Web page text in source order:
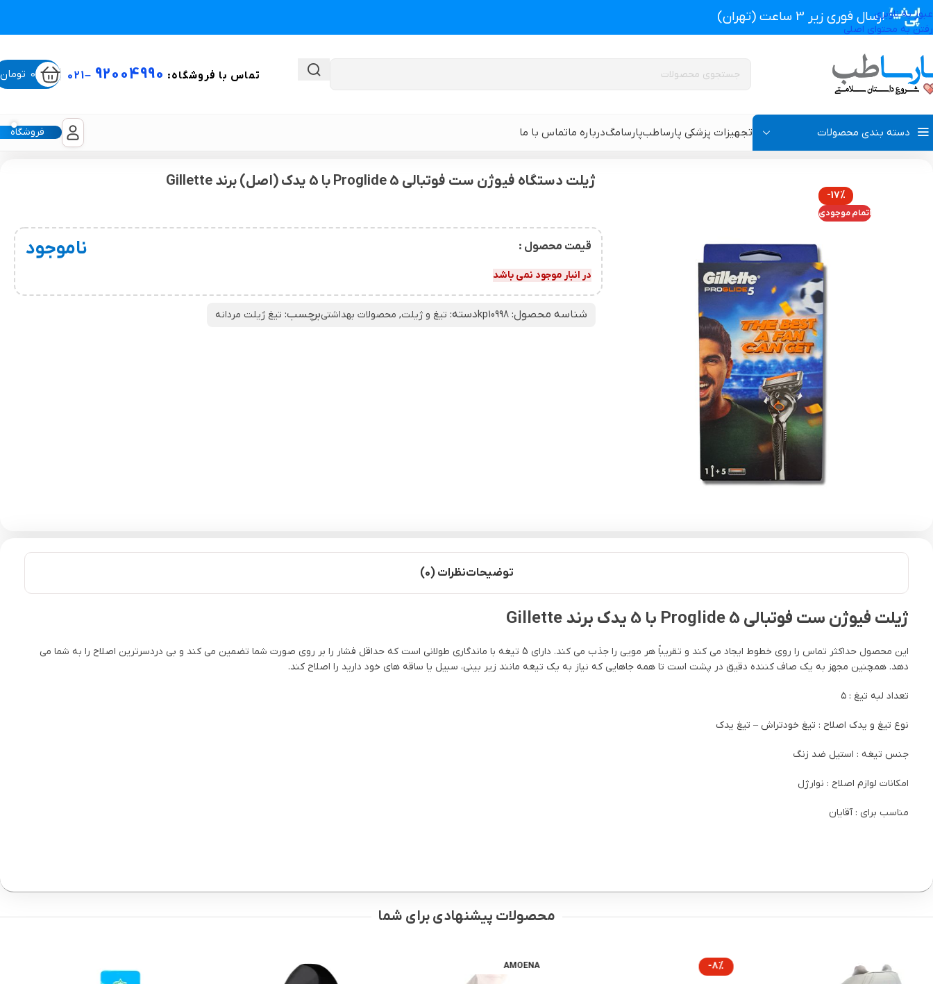
عبور به ناوبری
رفتن به محتوای اصلی
ارسال فوری زیر 3 ساعت (تهران)
تماس با فروشگاه: 92004990
–
021
0 تومان
دسته بندی محصولات
پروتز اکسترنال و سوتین پروتز دار
گن بعد از جراحی زنانه
گن لاغری و گن بعد از زایمان
گن تزریق چربی و پروتز باسن
گن ژنیکوماستی سینه آقایان
گن لیپوماتیک شکم و پهلو و پشت
تجهیزات پزشکی پارساطبپارسامگدرباره ماتماس با ما فروشگاه
تجهیزات پزشکی پارساطب محصولات بهداشتی> تیغ و ژیلت > ژیلت دستگاه فیوژن ست فوتبالی Proglide 5 با 5 یدک (اصل) برند Gillette
-17%
اتمام موجودی
ژیلت دستگاه فیوژن ست فوتبالی Proglide 5 با 5 یدک (اصل) برند Gillette
قیمت محصول : ناموجود
در انبار موجود نمی باشد
شناسه محصول:kp10998دسته: تیغ و ژیلت, محصولات بهداشتیبرچسب: تیغ ژیلت مردانه
توضیحاتنظرات (0)
ژیلت فیوژن ست فوتبالی Proglide 5 با 5 یدک برند Gillette
این محصول حداکثر تماس را روی خطوط ایجاد می کند و تقریباً هر مویی را جذب می کند. دارای 5 تیغه با ماندگاری طولانی است که حداقل فشار را بر روی صورت شما تضمین می کند و بی دردسرترین اصلاح را به شما می
دهد. همچنین مجهز به یک صاف کننده دقیق در پشت است تا همه جاهایی که نیاز به یک تیغه مانند زیر بینی، سبیل یا ساقه های خود دارید را اصلاح کند.
تعداد لبه تیغ : ۵
نوع تیغ و یدک اصلاح : تیغ خودتراش – تیغ یدک
جنس تیغه : استیل ضد زنگ
امکانات لوازم اصلاح : نوار ژل
مناسب برای : آقایان
محصولات پیشنهادی برای شما
-8%
AMOENA